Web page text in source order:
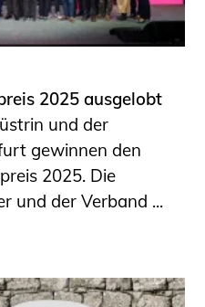
2025 ausgelobt
und der
gewinnen den
2025. Die
und der Verband ...